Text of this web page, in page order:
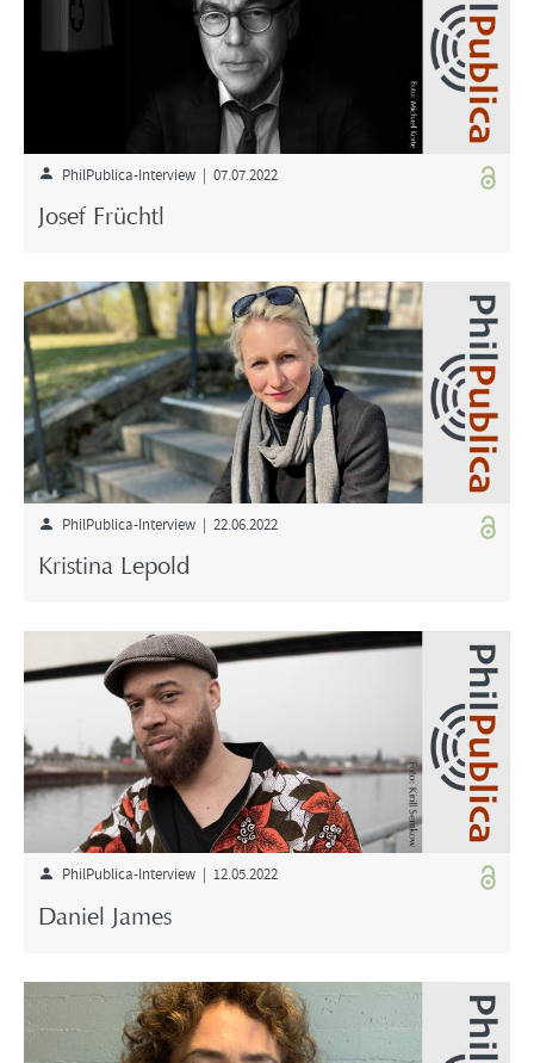
PhilPublica-Interview | 07.07.2022
Josef Früchtl
PhilPublica-Interview | 22.06.2022
Kristina Lepold
PhilPublica-Interview | 12.05.2022
Daniel James